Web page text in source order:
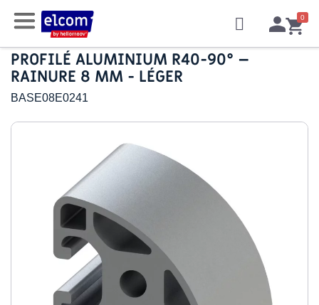
PROFILÉ ALUMINIUM R40-90° –
RAINURE 8 MM - LÉGER
BASE08E0241